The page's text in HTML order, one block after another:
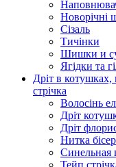
Новорічні
Сізаль
Тичінки
Шишки и
Ягідки та
Дріт в котушках,
стрічка
Волосінь
Дріт
Дріт
Нитка
Синельная
Тейп